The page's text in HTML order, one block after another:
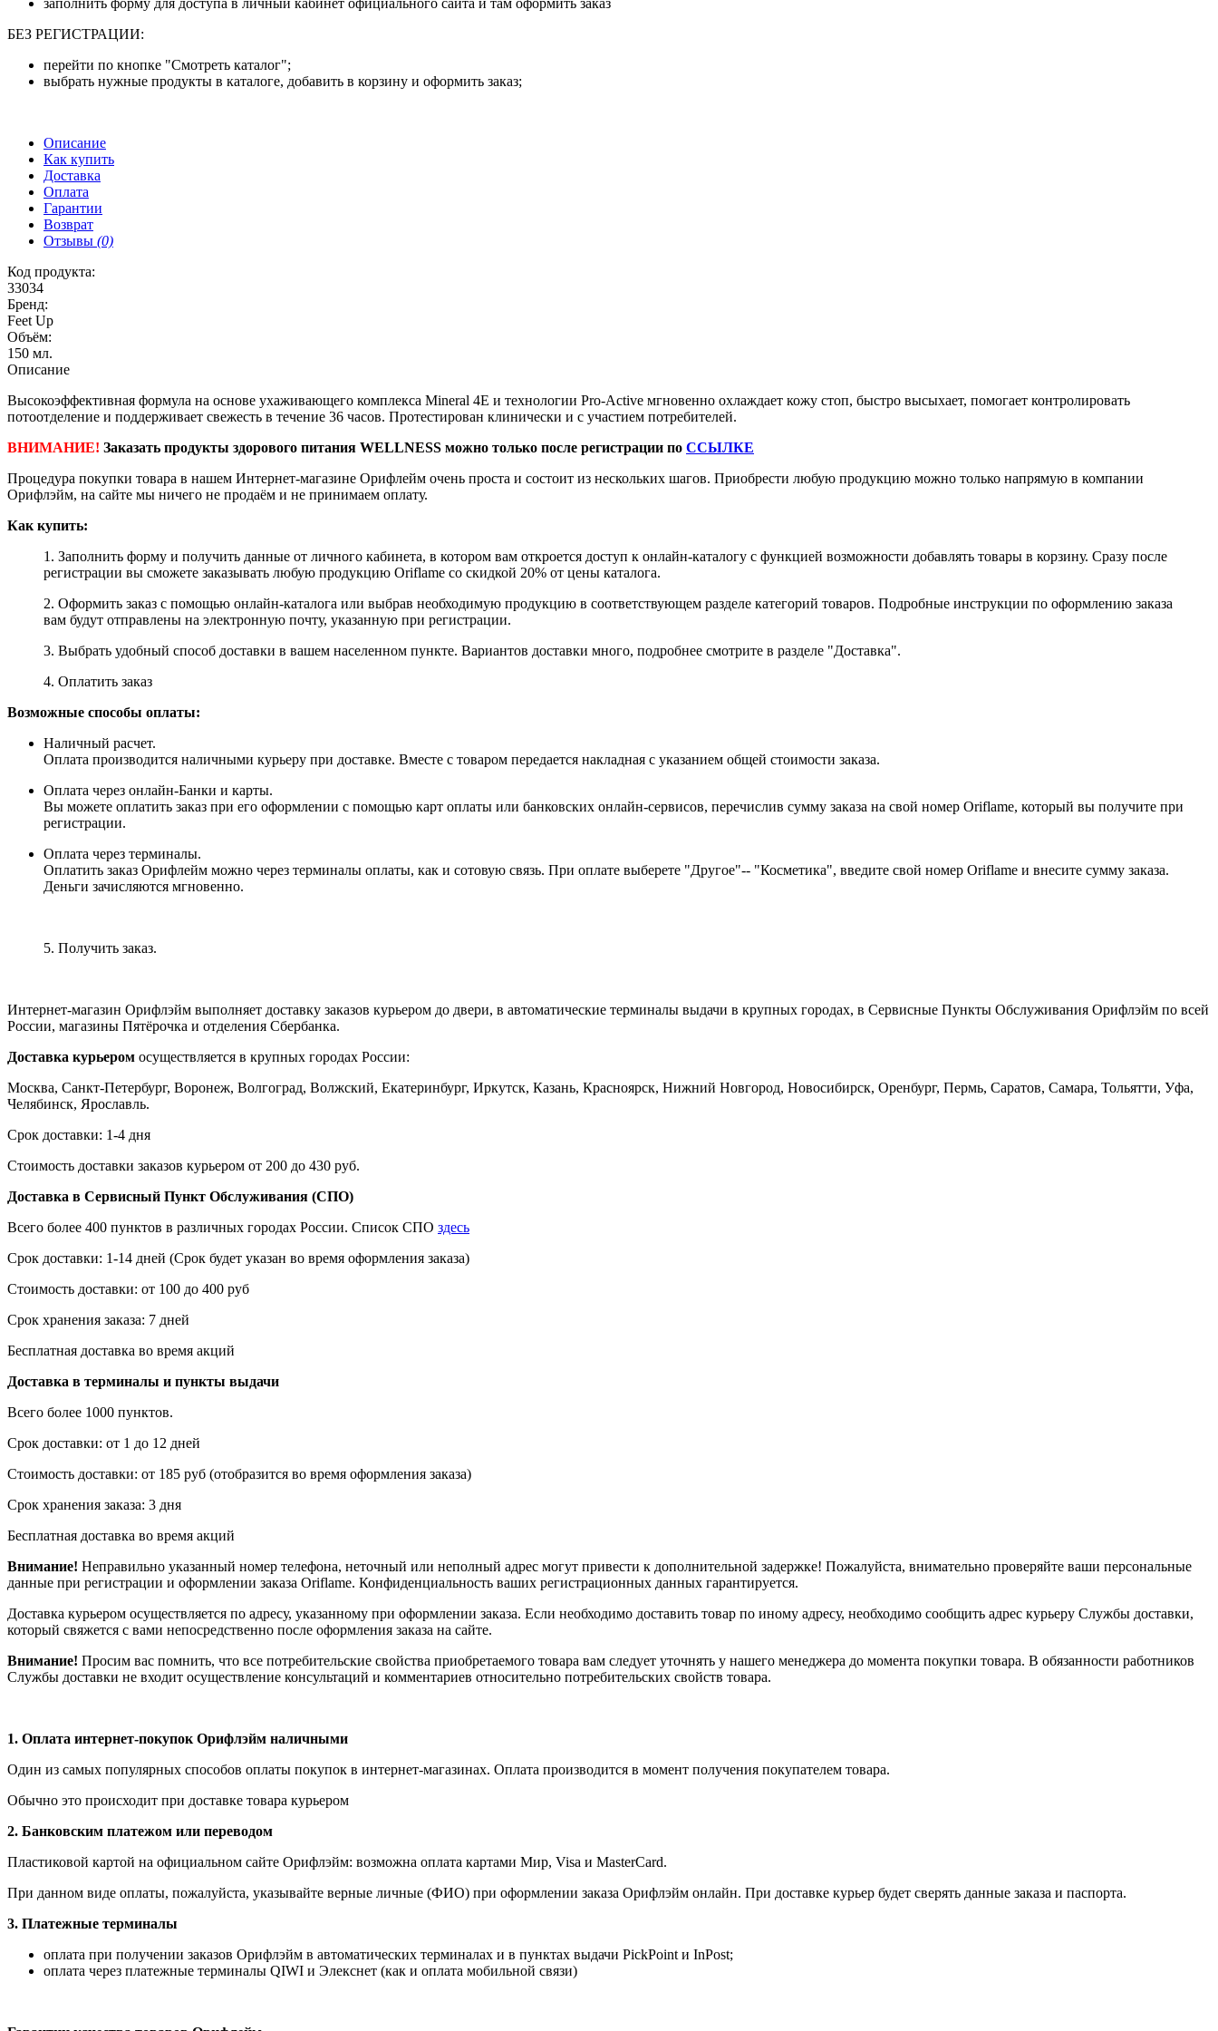
заполнить форму для доступа в личный кабинет официального сайта и там оформить заказ
БЕЗ РЕГИСТРАЦИИ:
перейти по кнопке "Смотреть каталог";
выбрать нужные продукты в каталоге, добавить в корзину и оформить заказ;
Описание
Как купить
Доставка
Оплата
Гарантии
Возврат
Отзывы (0)
Код продукта:
33034
Бренд:
Feet Up
Объём:
150 мл.
Описание
Высокоэффективная формула на основе ухаживающего комплекса Mineral 4E и технологии Pro-Active мгновенно охлаждает кожу стоп, быстро высыхает, помогает контролировать
потоотделение и поддерживает свежесть в течение 36 часов. Протестирован клинически и с участием потребителей.
ВНИМАНИЕ! Заказать продукты здорового питания WELLNESS можно только после регистрации по ССЫЛКЕ
Процедура покупки товара в нашем Интернет-магазине Орифлейм очень проста и состоит из нескольких шагов. Приобрести любую продукцию можно только напрямую в компании
Орифлэйм, на сайте мы ничего не продаём и не принимаем оплату.
Как купить:
1. Заполнить форму и получить данные от личного кабинета, в котором вам откроется доступ к онлайн-каталогу с функцией возможности добавлять товары в корзину. Сразу после
регистрации вы сможете заказывать любую продукцию Oriflame со скидкой 20% от цены каталога.
2. Оформить заказ с помощью онлайн-каталога или выбрав необходимую продукцию в соответствующем разделе категорий товаров. Подробные инструкции по оформлению заказа
вам будут отправлены на электронную почту, указанную при регистрации.
3. Выбрать удобный способ доставки в вашем населенном пункте. Вариантов доставки много, подробнее смотрите в разделе "Доставка".
4. Оплатить заказ
Возможные способы оплаты:
Наличный расчет.
Оплата производится наличными курьеру при доставке. Вместе с товаром передается накладная с указанием общей стоимости заказа.
Оплата через онлайн-Банки и карты.
Вы можете оплатить заказ при его оформлении с помощью карт оплаты или банковских онлайн-сервисов, перечислив сумму заказа на свой номер Oriflame, который вы получите при
регистрации.
Оплата через терминалы.
Оплатить заказ Орифлейм можно через терминалы оплаты, как и сотовую связь. При оплате выберете "Другое"-- "Косметика", введите свой номер Oriflame и внесите сумму заказа.
Деньги зачисляются мгновенно.
5. Получить заказ.
Интернет-магазин Орифлэйм выполняет доставку заказов курьером до двери, в автоматические терминалы выдачи в крупных городах, в Сервисные Пункты Обслуживания Орифлэйм по всей
России, магазины Пятёрочка и отделения Сбербанка.
Доставка курьером осуществляется в крупных городах России:
Москва, Санкт-Петербург, Воронеж, Волгоград, Волжский, Екатеринбург, Иркутск, Казань, Красноярск, Нижний Новгород, Новосибирск, Оренбург, Пермь, Саратов, Самара, Тольятти, Уфа,
Челябинск, Ярославль.
Срок доставки: 1-4 дня
Стоимость доставки заказов курьером от 200 до 430 руб.
Доставка в Сервисный Пункт Обслуживания (СПО)
Всего более 400 пунктов в различных городах России. Список СПО здесь
Срок доставки: 1-14 дней (Срок будет указан во время оформления заказа)
Стоимость доставки: от 100 до 400 руб
Срок хранения заказа: 7 дней
Бесплатная доставка во время акций
Доставка в терминалы и пункты выдачи
Всего более 1000 пунктов.
Срок доставки: от 1 до 12 дней
Стоимость доставки: от 185 руб (отобразится во время оформления заказа)
Срок хранения заказа: 3 дня
Бесплатная доставка во время акций
Внимание! Неправильно указанный номер телефона, неточный или неполный адрес могут привести к дополнительной задержке! Пожалуйста, внимательно проверяйте ваши персональные
данные при регистрации и оформлении заказа Oriflame. Конфиденциальность ваших регистрационных данных гарантируется.
Доставка курьером осуществляется по адресу, указанному при оформлении заказа. Если необходимо доставить товар по иному адресу, необходимо сообщить адрес курьеру Службы доставки,
который свяжется с вами непосредственно после оформления заказа на сайте.
Внимание! Просим вас помнить, что все потребительские свойства приобретаемого товара вам следует уточнять у нашего менеджера до момента покупки товара. В обязанности работников
Службы доставки не входит осуществление консультаций и комментариев относительно потребительских свойств товара.
1. Оплата интернет-покупок Орифлэйм наличными
Один из самых популярных способов оплаты покупок в интернет-магазинах. Оплата производится в момент получения покупателем товара.
Обычно это происходит при доставке товара курьером
2. Банковским платежом или переводом
Пластиковой картой на официальном сайте Орифлэйм: возможна оплата картами Мир, Visa и MasterCard.
При данном виде оплаты, пожалуйста, указывайте верные личные (ФИО) при оформлении заказа Орифлэйм онлайн. При доставке курьер будет сверять данные заказа и паспорта.
3. Платежные терминалы
оплата при получении заказов Орифлэйм в автоматических терминалах и в пунктах выдачи PickPoint и InPost;
оплата через платежные терминалы QIWI и Элекснет (как и оплата мобильной связи)